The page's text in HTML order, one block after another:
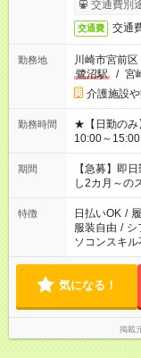
交通費別
交通費 交通
勤務地
川崎市宮前区
鷺沼駅
/ 宮
介護施設
勤務時間
★【日勤のみ】1日5時
10:00～
期間
【急募】即
し2カ月～の
特徴 日払いOK /
服装自由 / シ
ソコンスキル
気になる！
掲載